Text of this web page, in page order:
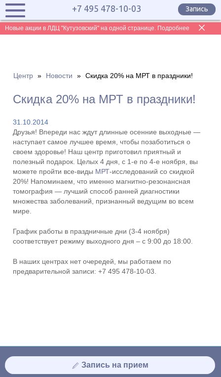
Новые акции в ЛДЦ "Кутузовский" на одной странице. Подробнее
+7 495 478-10-03 Запись
Центр » Новости » Скидка 20% на МРТ в праздники!
Скидка 20% на МРТ в праздники!
31.10.2014
Друзья! Впереди нас ждут длинные осенние выходные —
наступает самое лучшее время, чтобы позаботиться о
своем здоровье! Наш центр приготовил приятный и
полезный подарок. Целых 4 дня, с 1-е по 4-е ноября, вы
можете пройти все-виды МРТ-исследований со скидкой
20%! Напоминаем, что именно магнитно-резонансная
томография — лучший способ ранней диагностики
множества заболеваний, признанный ведущим во всем
мире.
График работы в праздничные дни (3-4 ноября)
соответствует режиму выходного дня – с 9:00 до 18:00.
В наших центрах нет очередей, мы работаем по
предварительной записи: +7 495 478-10-03.
Запись на прием